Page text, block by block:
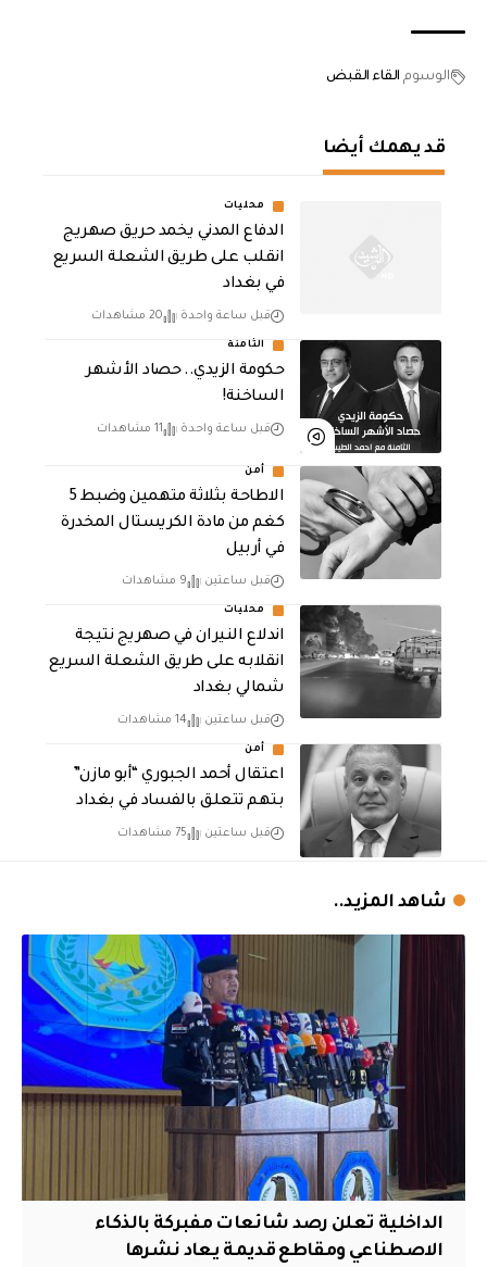
الوسوم القاء القبض
قد يهمك أيضا
محليات
الدفاع المدني يخمد حريق صهريج
انقلب على طريق الشعلة السريع
في بغداد
قبل ساعة واحدة 20 مشاهدات
الثامنة
حكومة الزيدي.. حصاد الأشهر
الساخنة!
قبل ساعة واحدة 11 مشاهدات
أمن
الاطاحة بثلاثة متهمين وضبط 5
كغم من مادة الكريستال المخدرة ​
في أربيل
قبل ساعتين 9 مشاهدات
محليات
اندلاع النيران في صهريج نتيجة
انقلابه على طريق الشعلة السريع
شمالي بغداد
قبل ساعتين 14 مشاهدات
أمن
اعتقال أحمد الجبوري “أبو مازن”
بتهم تتعلق بالفساد في بغداد
قبل ساعتين 75 مشاهدات
شاهد المزيد..
الداخلية تعلن رصد شائعات مفبركة بالذكاء
الاصطناعي ومقاطع قديمة يعاد نشرها